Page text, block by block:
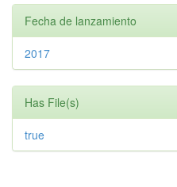
Fecha de lanzamiento
2017
Has File(s)
true